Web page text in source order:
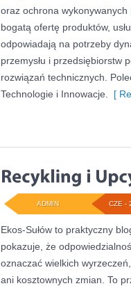
oraz ochrona
bogatą ofertę produktów,
odpowiadają na potrzeby
przemysłu i przedsiębiorstw
rozwiązań technicznych.
Technologie i Innowacje.
[
CZE -
ADMIN
Ekos-Sułów to praktyczny
pokazuje, że
oznaczać wielkich
ani kosztownych zmian. To